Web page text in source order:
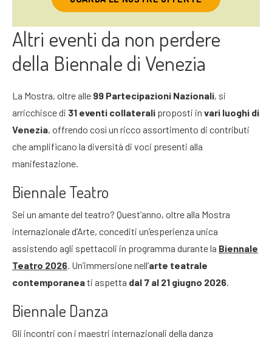
Altri eventi da non perdere
della Biennale di Venezia
La Mostra, oltre alle 99 Partecipazioni Nazionali, si
arricchisce di 31 eventi collaterali proposti in vari luoghi di
Venezia, offrendo così un ricco assortimento di contributi
che amplificano la diversità di voci presenti alla
manifestazione.
Biennale Teatro
Sei un amante del teatro? Quest’anno, oltre alla Mostra
internazionale d’Arte, concediti un’esperienza unica
assistendo agli spettacoli in programma durante la Biennale
Teatro 2026 . Un’immersione nell’arte teatrale
contemporaneati aspetta dal 7 al 21 giugno 2026
Biennale Danza
Gli incontri con i maestri internazionali della danza